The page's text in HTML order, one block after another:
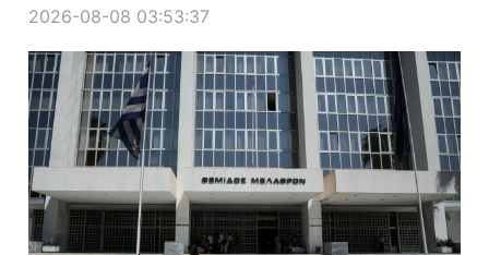
2026-08-08 03:53:37